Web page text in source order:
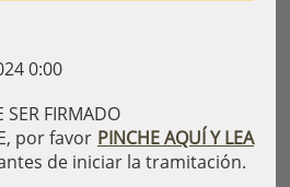
0:00
SER FIRMADO
por favor PINCHE AQUÍ Y LEA
de iniciar la tramitación.